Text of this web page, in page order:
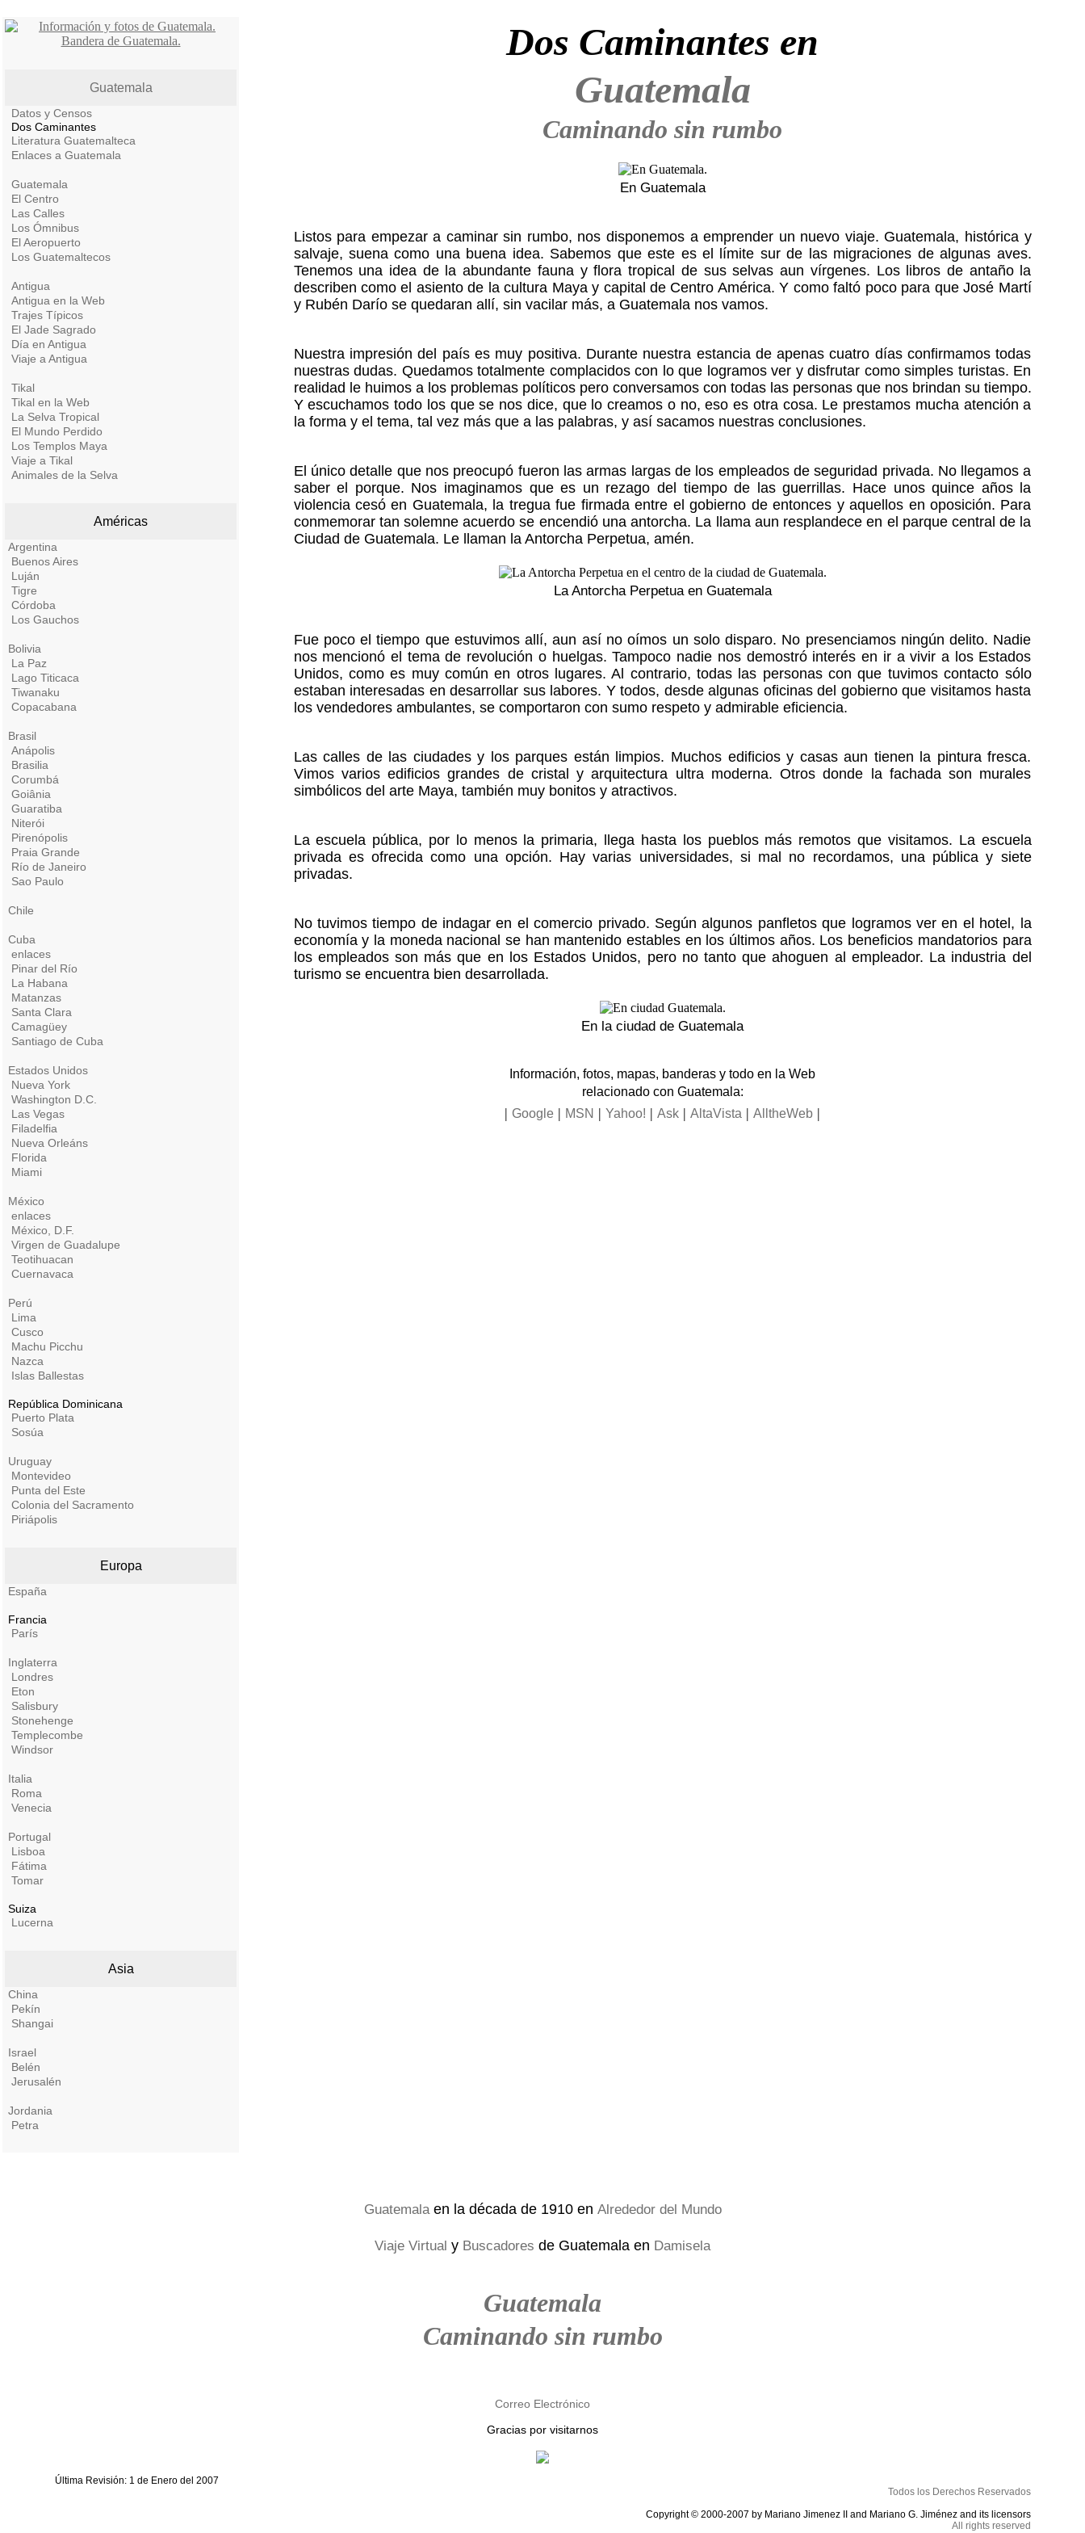
Guatemala
Datos y Censos
Dos Caminantes
Literatura Guatemalteca
Enlaces a Guatemala
Guatemala
El Centro
Las Calles
Los Ómnibus
El Aeropuerto
Los Guatemaltecos
Antigua
Antigua en la Web
Trajes Típicos
El Jade Sagrado
Día en Antigua
Viaje a Antigua
Tikal
Tikal en la Web
La Selva Tropical
El Mundo Perdido
Los Templos Maya
Viaje a Tikal
Animales de la Selva
Américas
Argentina
Buenos Aires
Luján
Tigre
Córdoba
Los Gauchos
Bolivia
La Paz
Lago Titicaca
Tiwanaku
Copacabana
Brasil
Anápolis
Brasilia
Corumbá
Goiânia
Guaratiba
Niterói
Pirenópolis
Praia Grande
Río de Janeiro
Sao Paulo
Chile
Cuba
enlaces
Pinar del Río
La Habana
Matanzas
Santa Clara
Camagüey
Santiago de Cuba
Estados Unidos
Nueva York
Washington D.C.
Las Vegas
Filadelfia
Nueva Orleáns
Florida
Miami
México
enlaces
México, D.F.
Virgen de Guadalupe
Teotihuacan
Cuernavaca
Perú
Lima
Cusco
Machu Picchu
Nazca
Islas Ballestas
República Dominicana
Puerto Plata
Sosúa
Uruguay
Montevideo
Punta del Este
Colonia del Sacramento
Piriápolis
Europa
España
Francia
París
Inglaterra
Londres
Eton
Salisbury
Stonehenge
Templecombe
Windsor
Italia
Roma
Venecia
Portugal
Lisboa
Fátima
Tomar
Suiza
Lucerna
Asia
China
Pekín
Shangai
Israel
Belén
Jerusalén
Jordania
Petra
Dos Caminantes en
Guatemala
Caminando sin rumbo
En Guatemala
Listos para empezar a caminar sin rumbo, nos disponemos a emprender un nuevo viaje. Guatemala, histórica y
salvaje, suena como una buena idea. Sabemos que este es el límite sur de las migraciones de algunas aves.
Tenemos una idea de la abundante fauna y flora tropical de sus selvas aun vírgenes. Los libros de antaño la
describen como el asiento de la cultura Maya y capital de Centro América. Y como faltó poco para que José Martí
y Rubén Darío se quedaran allí, sin vacilar más, a Guatemala nos vamos.
Nuestra impresión del país es muy positiva. Durante nuestra estancia de apenas cuatro días confirmamos todas
nuestras dudas. Quedamos totalmente complacidos con lo que logramos ver y disfrutar como simples turistas. En
realidad le huimos a los problemas políticos pero conversamos con todas las personas que nos brindan su tiempo.
Y escuchamos todo los que se nos dice, que lo creamos o no, eso es otra cosa. Le prestamos mucha atención a
la forma y el tema, tal vez más que a las palabras, y así sacamos nuestras conclusiones.
El único detalle que nos preocupó fueron las armas largas de los empleados de seguridad privada. No llegamos a
saber el porque. Nos imaginamos que es un rezago del tiempo de las guerrillas. Hace unos quince años la
violencia cesó en Guatemala, la tregua fue firmada entre el gobierno de entonces y aquellos en oposición. Para
conmemorar tan solemne acuerdo se encendió una antorcha. La llama aun resplandece en el parque central de la
Ciudad de Guatemala. Le llaman la Antorcha Perpetua, amén.
La Antorcha Perpetua en Guatemala
Fue poco el tiempo que estuvimos allí, aun así no oímos un solo disparo. No presenciamos ningún delito. Nadie
nos mencionó el tema de revolución o huelgas. Tampoco nadie nos demostró interés en ir a vivir a los Estados
Unidos, como es muy común en otros lugares. Al contrario, todas las personas con que tuvimos contacto sólo
estaban interesadas en desarrollar sus labores. Y todos, desde algunas oficinas del gobierno que visitamos hasta
los vendedores ambulantes, se comportaron con sumo respeto y admirable eficiencia.
Las calles de las ciudades y los parques están limpios. Muchos edificios y casas aun tienen la pintura fresca.
Vimos varios edificios grandes de cristal y arquitectura ultra moderna. Otros donde la fachada son murales
simbólicos del arte Maya, también muy bonitos y atractivos.
La escuela pública, por lo menos la primaria, llega hasta los pueblos más remotos que visitamos. La escuela
privada es ofrecida como una opción. Hay varias universidades, si mal no recordamos, una pública y siete
privadas.
No tuvimos tiempo de indagar en el comercio privado. Según algunos panfletos que logramos ver en el hotel, la
economía y la moneda nacional se han mantenido estables en los últimos años. Los beneficios mandatorios para
los empleados son más que en los Estados Unidos, pero no tanto que ahoguen al empleador. La industria del
turismo se encuentra bien desarrollada.
En la ciudad de Guatemala
Información, fotos, mapas, banderas y todo en la Web
relacionado con Guatemala:
| Google | MSN | Yahoo! | Ask | AltaVista | AlltheWeb |
Guatemalaen la década de 1910 en Alrededor del Mundo
Viaje Virtual y Buscadores de Guatemala en Damisela
Guatemala
Caminando sin rumbo
Correo Electrónico
Gracias por visitarnos
Última Revisión: 1 de Enero del 2007
Todos los Derechos Reservados
Copyright © 2000-2007 by Mariano Jimenez II and Mariano G. Jiménez and its licensors
All rights reserved